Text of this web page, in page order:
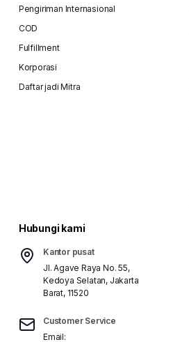
Pengiriman Internasional
COD
Fulfillment
Korporasi
Daftar jadi Mitra
Hubungi kami
Kantor pusat
Jl. Agave Raya No. 55,
Kedoya Selatan, Jakarta
Barat, 11520
Customer Service
Email: